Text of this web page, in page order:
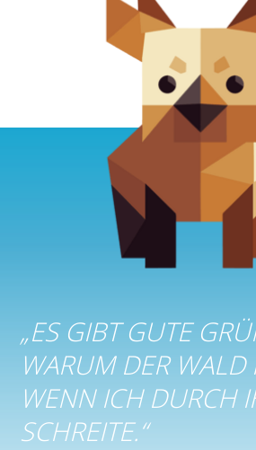
„ES GIBT GUTE
WARUM DER WALD
WENN ICH DURCH
SCHREITE.“